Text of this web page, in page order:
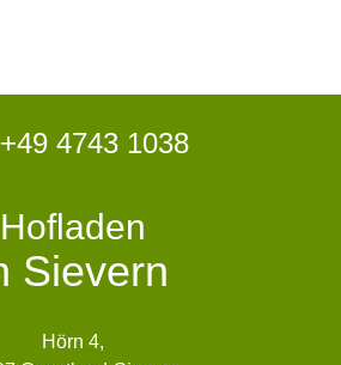
+49 4743 1038
Hofladen
Sievern
Hörn 4,